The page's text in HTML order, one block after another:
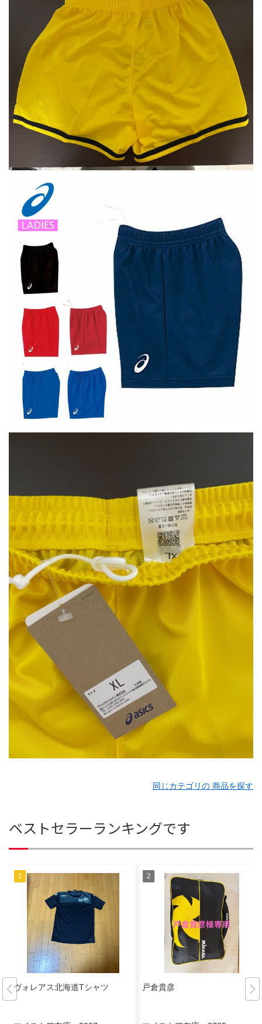
同じカテゴリの 商品を探す
ベストセラーランキングです
ヴォレアス北海道Tシャツ 戸倉貴彦